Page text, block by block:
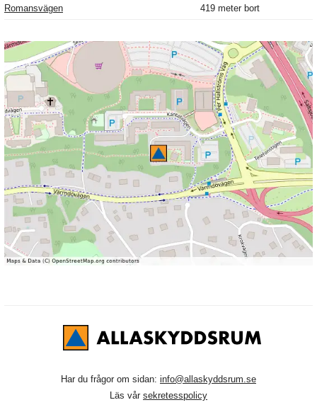
Romansvägen 419 meter bort
Har du frågor om sidan: info@allaskyddsrum.se
Läs vår sekretesspolicy